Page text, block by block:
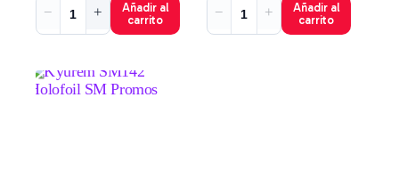
− +
Añadir al
carrito
− +
Añadir al
carrito